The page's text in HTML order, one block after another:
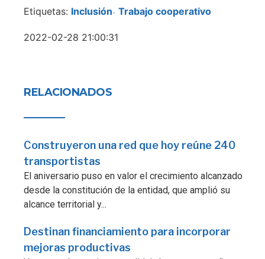
Etiquetas: Inclusión- Trabajo cooperativo
2022-02-28 21:00:31
RELACIONADOS
Construyeron una red que hoy reúne 240
transportistas
El aniversario puso en valor el crecimiento alcanzado
desde la constitución de la entidad, que amplió su
alcance territorial y...
Destinan financiamiento para incorporar
mejoras productivas